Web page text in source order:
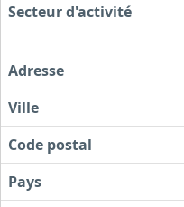
Secteur d'activité
Adresse
Ville
Code postal
Pays